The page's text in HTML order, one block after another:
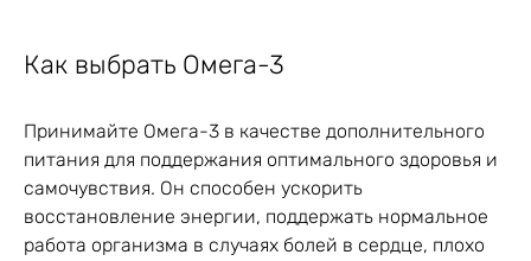
Как выбрать Омега-3
Принимайте Омега-3 в качестве дополнительного
питания для поддержания оптимального здоровья и
самочувствия. Он способен ускорить
восстановление энергии, поддержать нормальное
работа организма в случаях болей в сердце, плохо